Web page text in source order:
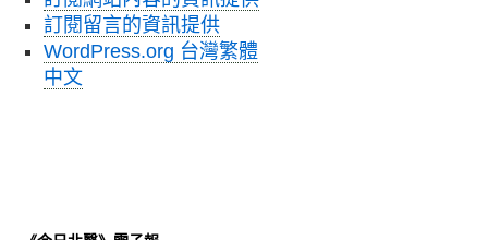
訂閱留言的資訊提供
WordPress.org 台灣繁體
中文